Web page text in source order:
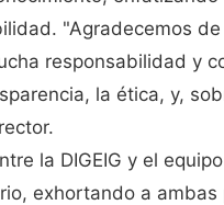
"Agradecemos
responsabilidad y
la ética, y,
la DIGEIG y el
exhortando a